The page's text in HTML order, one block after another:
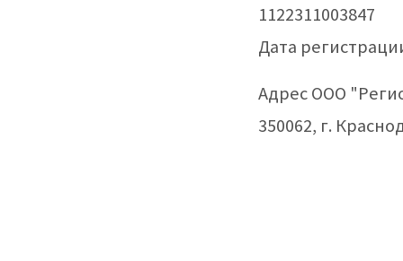
1122311003847
Дата
Адрес ООО
350062, г.